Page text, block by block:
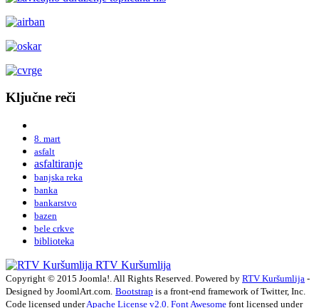
Ključne reči
8. mart
asfalt
asfaltiranje
banjska reka
banka
bankarstvo
bazen
bele crkve
biblioteka
RTV Kuršumlija
Copyright © 2015 Joomla!. All Rights Reserved. Powered by RTV Kuršumlija -
Designed by JoomlArt.com. Bootstrap is a front-end framework of Twitter, Inc.
Code licensed underApache License v2.0 Font Awesome font licensed under